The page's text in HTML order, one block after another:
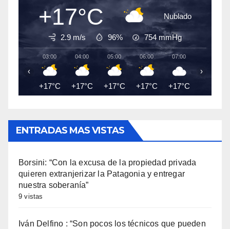
+17°C Nublado
2.9 m/s 96% 754 mmHg
03:00
+17°C
04:00
+17°C
05:00
+17°C
06:00
+17°C
07:00
+17°C
‹ ›
ENTRADAS MAS VISTAS
Borsini: “Con la excusa de la propiedad privada
quieren extranjerizar la Patagonia y entregar
nuestra soberanía”
9 vistas
Iván Delfino : “Son pocos los técnicos que pueden